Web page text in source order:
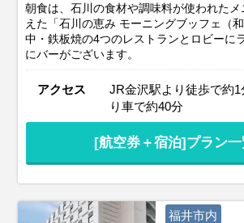
朝食は、石川の食材や調味料が使われた
えた「石川の恵み モーニングブッフェ（
中・鉄板焼の4つのレストランとロビーに
にバーがございます。
アクセス
JR金沢駅より徒歩で約1
り車で約40分
[航空券＋宿泊]プラン
福井市内